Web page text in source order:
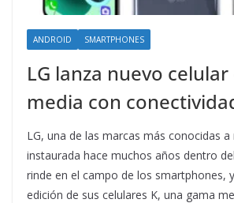
ANDROID SMARTPHONES
LG lanza nuevo
media con
LG, una de las marcas más conocidas a
instaurada hace muchos años dentro
rinde en el campo de los smartphones,
edición de sus celulares K, una gama